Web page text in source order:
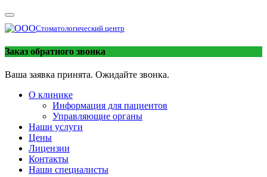
Стоматологический центр
Заказ обратного звонка
Ваша заявка принята. Ожидайте звонка.
О клинике
Информация для пациентов
Управляющие органы
Наши услуги
Цены
Лицензии
Контакты
Наши специалисты